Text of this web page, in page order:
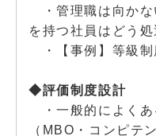
・管理職は向かな
を持つ社員はどう処
・【事例】等級制
◆評価制度設計
・一般的によくあ
（MBO・コンピテ